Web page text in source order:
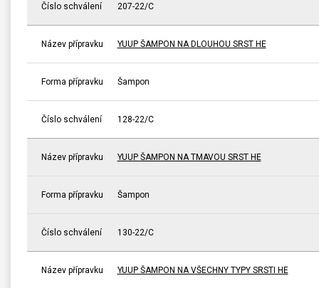
Číslo schválení 207-22/C
Název přípravku YUUP ŠAMPON NA DLOUHOU SRST HE
Forma přípravku Šampon
Číslo schválení 128-22/C
Název přípravku YUUP ŠAMPON NA TMAVOU SRST HE
Forma přípravku Šampon
Číslo schválení 130-22/C
Název přípravku YUUP ŠAMPON NA VŠECHNY TYPY SRSTI HE